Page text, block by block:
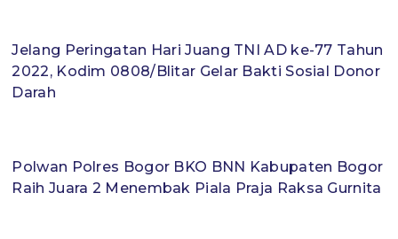
Jelang Peringatan Hari Juang TNI AD ke-77 Tahun
2022, Kodim 0808/Blitar Gelar Bakti Sosial Donor
Darah
Polwan Polres Bogor BKO BNN Kabupaten Bogor
Raih Juara 2 Menembak Piala Praja Raksa Gurnita